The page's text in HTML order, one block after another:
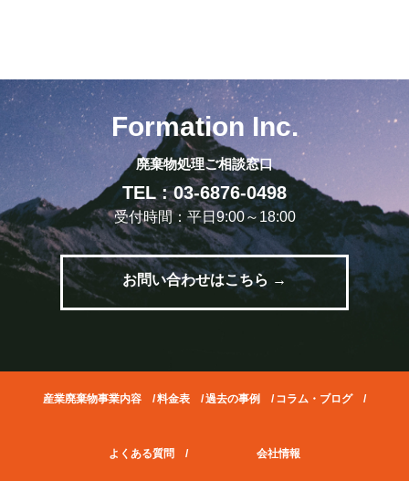
Formation Inc.
廃棄物処理ご相談窓口
TEL : 03-6876-0498
受付時間：平日9:00～18:00
お問い合わせはこちら →
産業廃棄物事業内容/料金表/過去の事例 / コラム・ブログ/
よくある質問 / 会社情報